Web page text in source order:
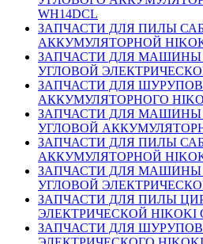
WH14DCL
ЗАПЧАСТИ ДЛЯ ПИЛЫ
АККУМУЛЯТОРНОЙ
ЗАПЧАСТИ ДЛЯ
УГЛОВОЙ ЭЛЕКТРИЧЕСКОЙ
ЗАПЧАСТИ ДЛЯ
АККУМУЛЯТОРНОГО
ЗАПЧАСТИ ДЛЯ
УГЛОВОЙ
ЗАПЧАСТИ ДЛЯ ПИЛЫ
АККУМУЛЯТОРНОЙ
ЗАПЧАСТИ ДЛЯ
УГЛОВОЙ ЭЛЕКТРИЧЕСКОЙ
ЗАПЧАСТИ ДЛЯ ПИЛЫ
ЭЛЕКТРИЧЕСКОЙ HIKOKI
ЗАПЧАСТИ ДЛЯ